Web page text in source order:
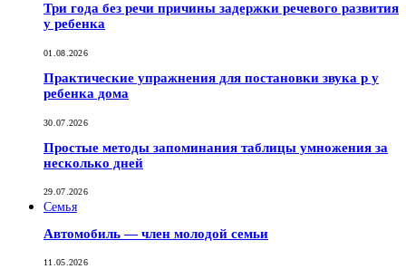
Три года без речи причины задержки речевого развития
у ребенка
01.08.2026
Практические упражнения для постановки звука р у
ребенка дома
30.07.2026
Простые методы запоминания таблицы умножения за
несколько дней
29.07.2026
Семья
Автомобиль — член молодой семьи
11.05.2026